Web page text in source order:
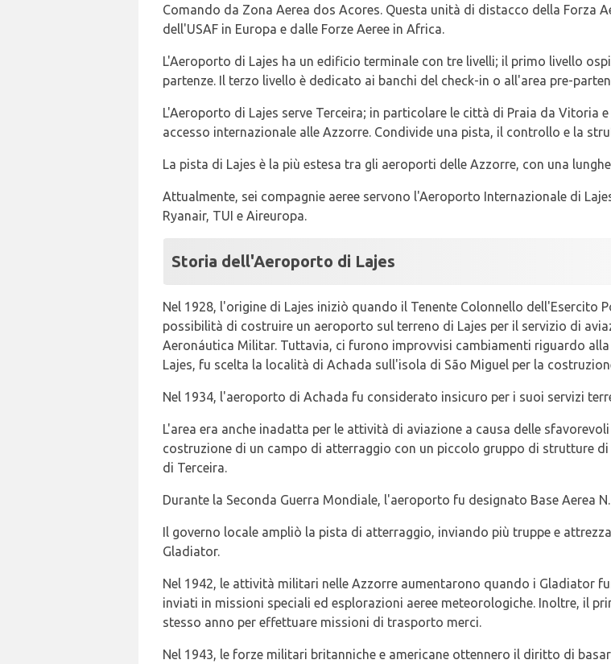
Comando da Zona Aerea dos Acores. Questa unità di distacco della Forza
dell'USAF in Europa e dalle Forze Aeree in Africa.
L'Aeroporto di Lajes ha un edificio terminale con tre livelli; il primo livello
partenze. Il terzo livello è dedicato ai banchi del check-in o all'area pre-
L'Aeroporto di Lajes serve Terceira; in particolare le città di Praia da Vitoria
accesso internazionale alle Azzorre. Condivide una pista, il controllo e la
La pista di Lajes è la più estesa tra gli aeroporti delle Azzorre, con una
Attualmente, sei compagnie aeree servono l'Aeroporto Internazionale di
Ryanair, TUI e Aireuropa.
Storia dell'Aeroporto di Lajes
Nel 1928, l'origine di Lajes iniziò quando il Tenente Colonnello dell'Esercito
possibilità di costruire un aeroporto sul terreno di Lajes per il servizio di
Aeronáutica Militar. Tuttavia, ci furono improvvisi cambiamenti riguardo
Lajes, fu scelta la località di Achada sull'isola di São Miguel per la
Nel 1934, l'aeroporto di Achada fu considerato insicuro per i suoi servizi
L'area era anche inadatta per le attività di aviazione a causa delle
costruzione di un campo di atterraggio con un piccolo gruppo di strutture
di Terceira.
Durante la Seconda Guerra Mondiale, l'aeroporto fu designato Base Aerea
Il governo locale ampliò la pista di atterraggio, inviando più truppe e
Gladiator.
Nel 1942, le attività militari nelle Azzorre aumentarono quando i Gladiator
inviati in missioni speciali ed esplorazioni aeree meteorologiche. Inoltre, il
stesso anno per effettuare missioni di trasporto merci.
Nel 1943, le forze militari britanniche e americane ottennero il diritto di